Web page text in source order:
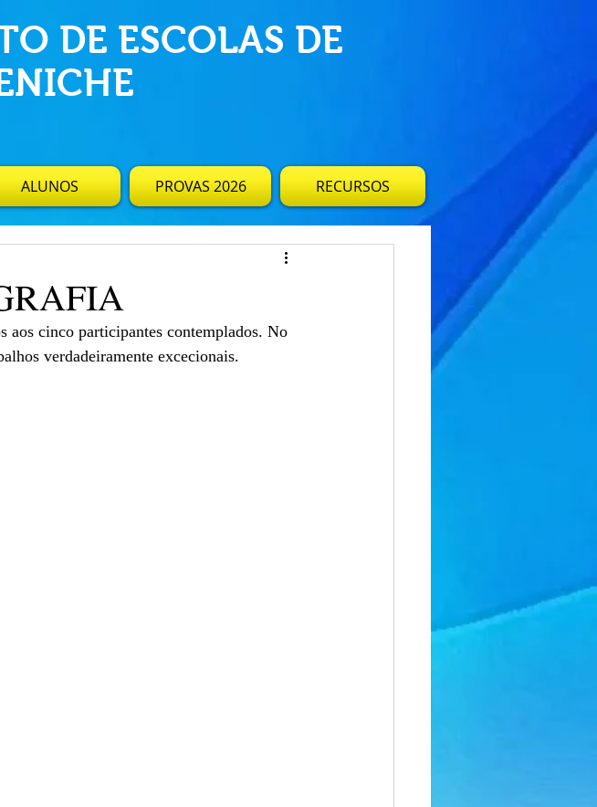
DE ESCOLAS DE
ALUNOS PROVAS 2026 RECURSOS
aos cinco participantes contemplados. No
verdadeiramente excecionais.